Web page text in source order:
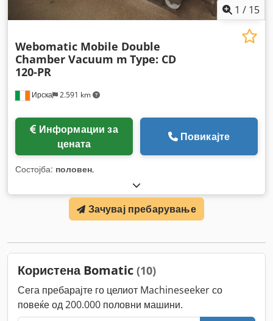
1 / 15
Ирска 2.591 km
Webomatic Mobile Double
Chamber Vacuum m Type: CD
120-PR
цената
Повикајте
Состојба: половен,
Зачувај пребарување
Користена Bomatic (10)
Сега пребарајте го целиот Machineseeker со
повеќе од 200.000 половни машини.